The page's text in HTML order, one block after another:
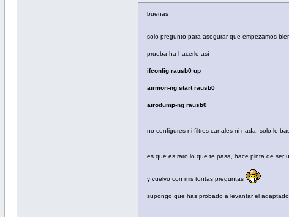
buenas
solo pregunto para asegurar que empezamos
prueba ha hacerlo así
ifconfig rausb0 up
airmon-ng start rausb0
airodump-ng rausb0
no configures ni filtres canales ni nada, solo lo
es que es raro lo que te pasa, hace pinta de ser
y vuelvo con mis tontas preguntas
supongo que has probado a levantar el